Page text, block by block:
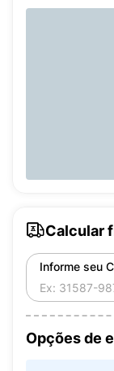
Calcular
Informe seu
Opções de